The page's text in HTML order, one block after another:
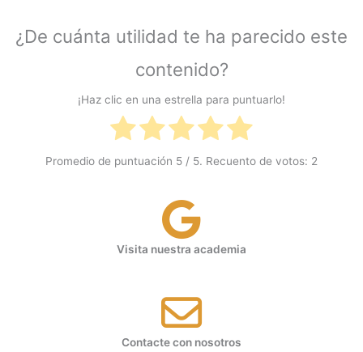
¿De cuánta utilidad te ha parecido este
contenido?
¡Haz clic en una estrella para puntuarlo!
Promedio de puntuación 5 / 5. Recuento de votos: 2
Visita nuestra academia
Contacte con nosotros